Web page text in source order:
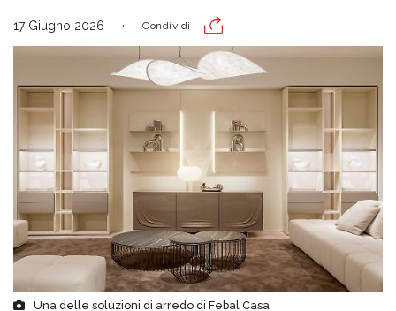
17 Giugno 2026 Condividi
Una delle soluzioni di arredo di Febal Casa